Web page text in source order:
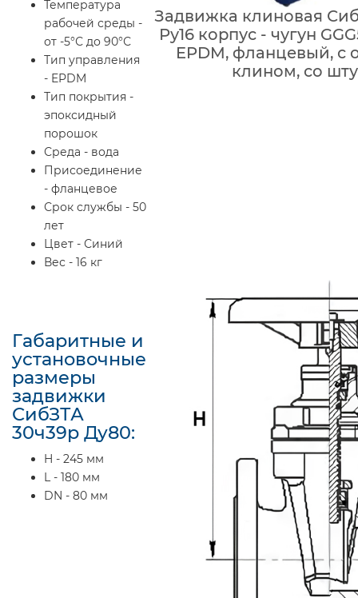
Температура
рабочей среды -
от -5°С до 90°С
Тип управления
- EPDM
Тип покрытия -
эпоксидный
порошок
Среда - вода
Присоединение
- фланцевое
Срок службы - 50
лет
Цвет - Синий
Вес - 16 кг
Задвижка клиновая
Ру16 корпус - чугун
EPDM, фланцевый, с
клином, со
Габаритные и
установочные
размеры
задвижки
СибЗТА
30ч39р Ду80:
H - 245 мм
L - 180 мм
DN - 80 мм